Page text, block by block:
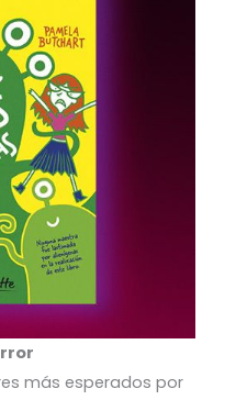
más esperados por